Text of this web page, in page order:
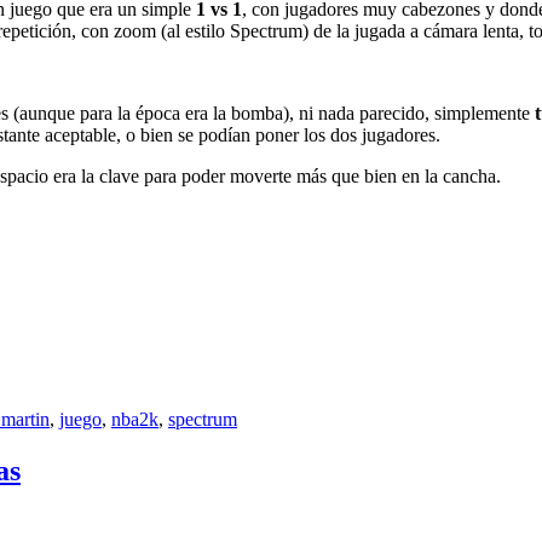
juego que era un simple 1 vs 1, con jugadores muy cabezones y
con zoom (al estilo Spectrum) de la jugada a cámara lenta,
para la época era la bomba), ni nada parecido, simplemente
aceptable, o bien se podían poner los dos jugadores.
era la clave para poder moverte más que bien en la cancha.
, juego, nba2k, spectrum